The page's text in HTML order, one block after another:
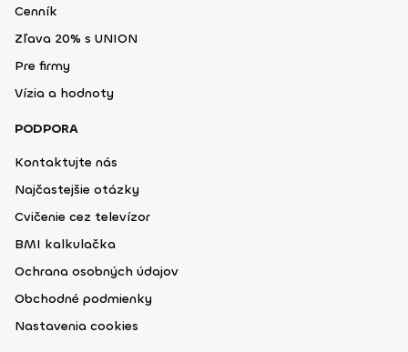
Cenník
Zľava 20% s UNION
Pre firmy
Vízia a hodnoty
PODPORA
Kontaktujte nás
Najčastejšie otázky
Cvičenie cez televízor
BMI kalkulačka
Ochrana osobných údajov
Obchodné podmienky
Nastavenia cookies